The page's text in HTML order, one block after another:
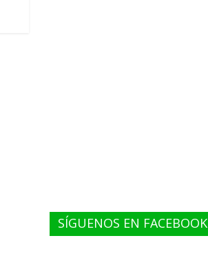
SÍGUENOS EN FACEBOOK